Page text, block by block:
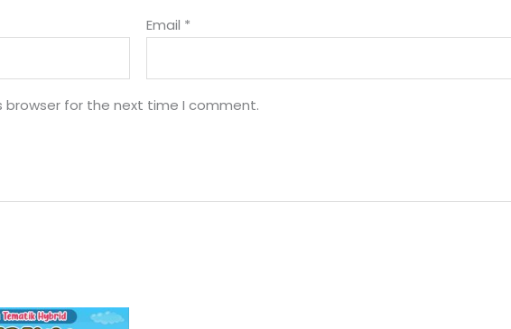
Email *
browser for the next time I comment.